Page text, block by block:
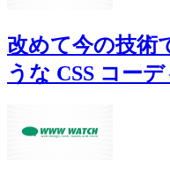
改めて今の技術
うな CSS コー